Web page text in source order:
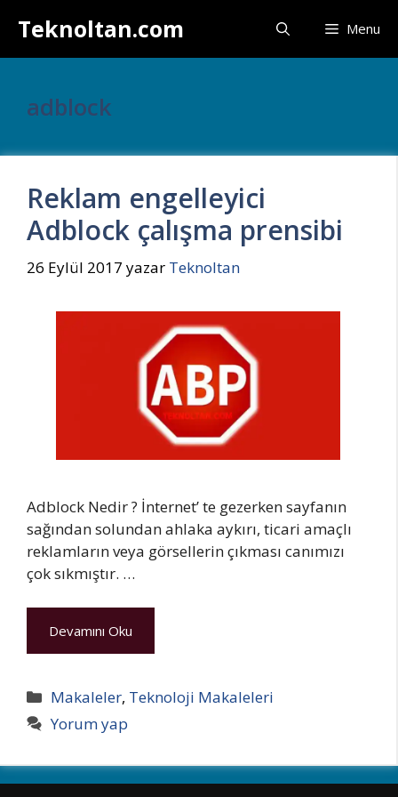
atlaTeknoltan.com Menu
adblock
Reklam engelleyici
Adblock çalışma prensibi
26 Eylül 2017 yazar Teknoltan
Adblock Nedir ? İnternet’ te gezerken sayfanın
sağından solundan ahlaka aykırı, ticari amaçlı
reklamların veya görsellerin çıkması canımızı
çok sıkmıştır. …
Devamını Oku
Kategoriler
Makaleler, Teknoloji Makaleleri
Yorum yap